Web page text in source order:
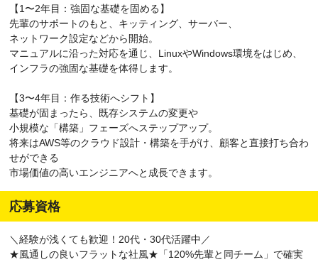
【1〜2年目：強固な基礎を固める】
先輩のサポートのもと、キッティング、サーバー、
ネットワーク設定などから開始。
マニュアルに沿った対応を通じ、LinuxやWindows環境をはじめ、
インフラの強固な基礎を体得します。
【3〜4年目：作る技術へシフト】
基礎が固まったら、既存システムの変更や
小規模な「構築」フェーズへステップアップ。
将来はAWS等のクラウド設計・構築を手がけ、顧客と直接打ち合わ
せができる
市場価値の高いエンジニアへと成長できます。
応募資格
＼経験が浅くても歓迎！20代・30代活躍中／
★風通しの良いフラットな社風★「120%先輩と同チーム」で確実